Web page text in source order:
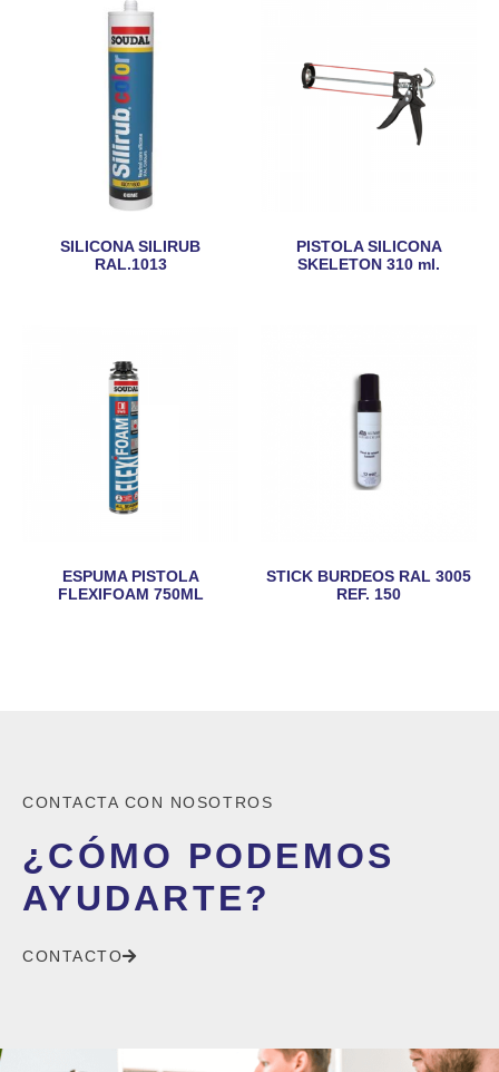
SILICONA SILIRUB
RAL.1013
PISTOLA SILICONA
SKELETON 310 ml.
ESPUMA PISTOLA
FLEXIFOAM 750ML
STICK BURDEOS RAL 3005
REF. 150
CONTACTA CON NOSOTROS
¿CÓMO PODEMOS
AYUDARTE?
CONTACTO